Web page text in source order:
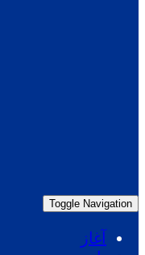
Toggle Navigation
آغاز